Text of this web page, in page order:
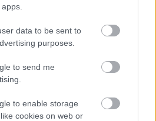
data to be sent to
purposes.
to send me
to enable storage
cookies on web or
blev han tvåa bakom
sedan Jörgen Brinks
vet vi om den norska